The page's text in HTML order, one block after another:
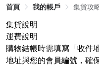
首頁 我的帳戶 集貨攻
集貨說明
運費說明
購物結帳時需填寫「收件
地址與您的會員編號，確